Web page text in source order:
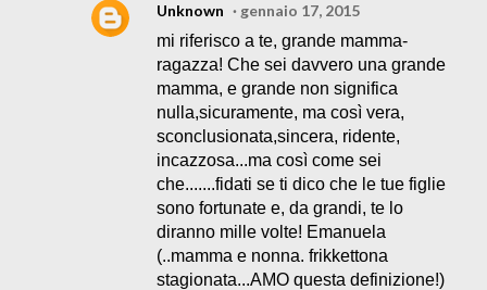
Unknown
gennaio 17, 2015
mi riferisco a te, grande mamma-
ragazza! Che sei davvero una grande
mamma, e grande non significa
nulla,sicuramente, ma così vera,
sconclusionata,sincera, ridente,
incazzosa...ma così come sei
che.......fidati se ti dico che le tue figlie
sono fortunate e, da grandi, te lo
diranno mille volte! Emanuela
(..mamma e nonna. frikkettona
stagionata...AMO questa definizione!)